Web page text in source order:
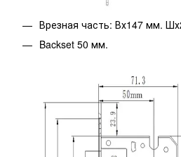
Врезная часть: Вх147 мм.
Backset 50 мм.